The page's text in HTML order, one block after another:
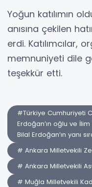
Yoğun katılımın
anısına çekilen
erdi. Katılımcılar,
memnuniyeti dile
teşekkür etti.
#Türkiye Cumhuriyeti
Erdoğan’ın oğlu ve
Bilal Erdoğan’ın yanı
# Ankara Milletvekili
# Ankara Milletvekili
# Muğla Milletvekili